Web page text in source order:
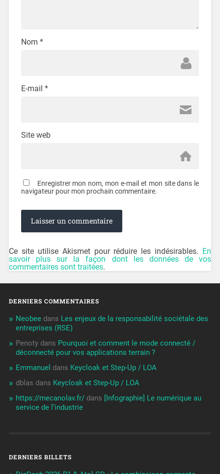
Nom *
E-mail *
Site web
Enregistrer mon nom, mon e-mail et mon site dans le
navigateur pour mon prochain commentaire.
Ce site utilise Akismet pour réduire les indésirables. En
savoir plus sur la façon dont les données de vos
commentaires sont traitées.
DERNIERS COMMENTAIRES
Neobeedans Les enjeux de la responsabilité sociétale des
entreprises (RSE)
Penotydans Pourquoi et comment le mode connecté /
déconnecté pour vos applications terrain ?
Emmanuel dans Keycloak et Step-Up / LOA
dblas dans Keycloak et Step-Up / LOA
https://mecanolav.fr/dans [Infographie] Le numérique au
service de l’industrie
DERNIERS BILLETS